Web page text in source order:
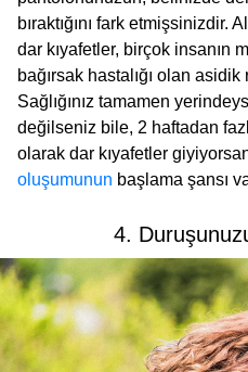
bıraktığını fark etmişsinizdir.
dar kıyafetler, birçok insanın
bağırsak hastalığı olan
Sağlığınız tamamen
değilseniz bile, 2 haftadan
olarak dar kıyafetler
oluşumunun başlama şansı
4.